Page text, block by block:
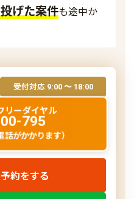
げた案件も途中か
受付対応 9:00 〜 18:00
リーダイヤル
795
話がかかります）
約をする